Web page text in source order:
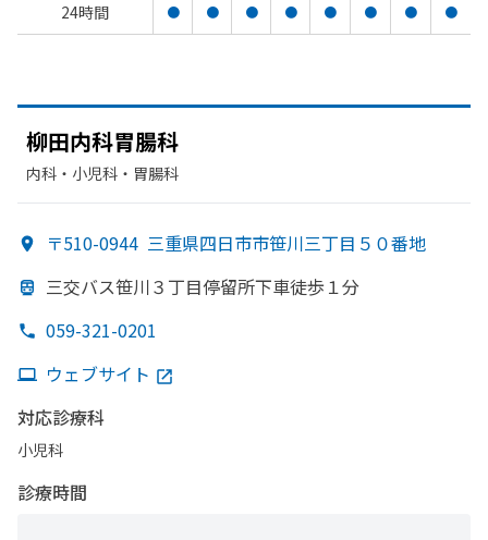
24時間
● ● ● ● ● ● ● ●
柳田内科胃腸科
内科・​小児科・​胃腸科
〒510-0944 三重県四日市市笹川三丁目５０番地
三交バス笹川３丁目停留所下車徒歩１分
059-321-0201
ウェブサイト
対応診療科
小児科
診療時間